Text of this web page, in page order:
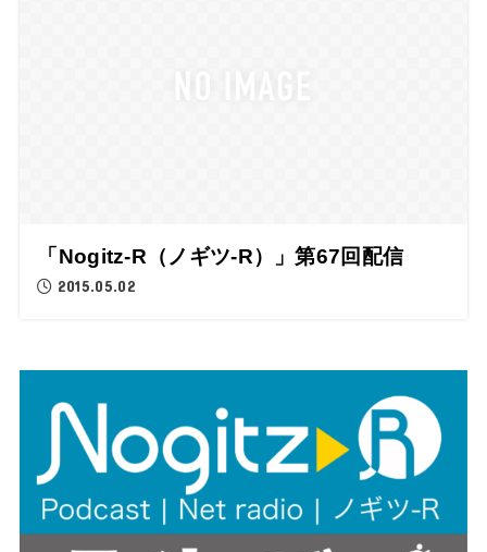
「Nogitz-R（ノギツ-R）」第67回配信
2015.05.02